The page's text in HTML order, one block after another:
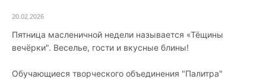
20.02.2026
Пятница масленичной недели называется «Тёщины
вечёрки". Веселье, гости и вкусные блины!
Обучающиеся творческого объединения "Палитра"